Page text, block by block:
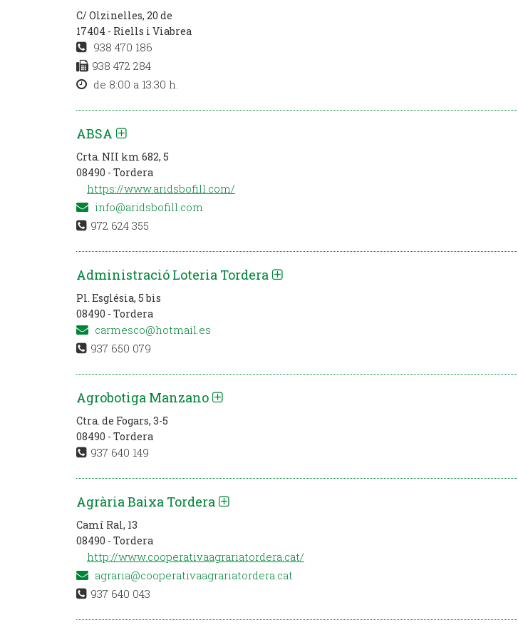
C/ Olzinelles, 20 de
17404 - Riells i Viabrea
938 470 186
938 472 284
de 8:00 a 13:30 h.
ABSA
Crta. NII km 682, 5
08490 - Tordera
https://www.aridsbofill.com/
info@aridsbofill.com
972 624 355
Administració Loteria Tordera
Pl. Església, 5 bis
08490 - Tordera
carmesco@hotmail.es
937 650 079
Agrobotiga Manzano
Ctra. de Fogars, 3-5
08490 - Tordera
937 640 149
Agrària Baixa Tordera
Camí Ral, 13
08490 - Tordera
http://www.cooperativaagrariatordera.cat/
agraria@cooperativaagrariatordera.cat
937 640 043